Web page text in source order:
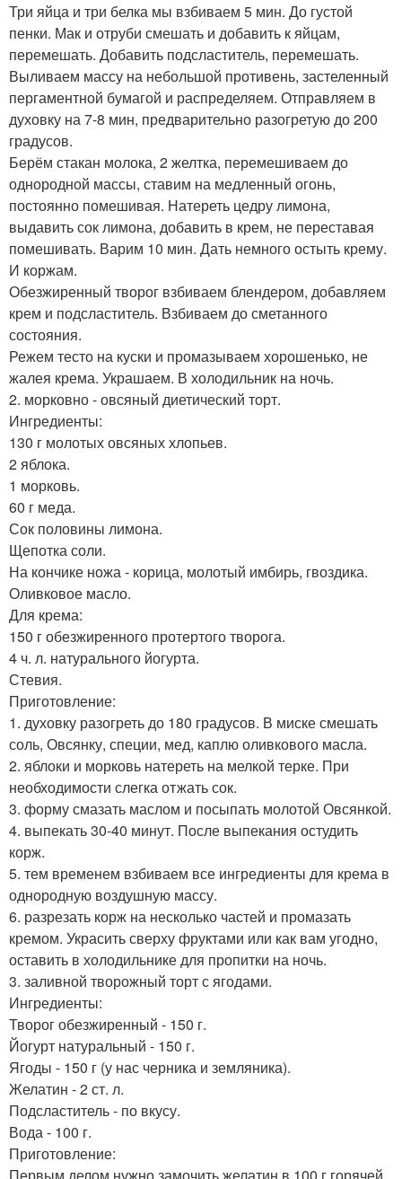
Три яйца и три белка мы взбиваем 5 мин. До густой
пенки. Мак и отруби смешать и добавить к яйцам,
перемешать. Добавить подсластитель, перемешать.
Выливаем массу на небольшой противень, застеленный
пергаментной бумагой и распределяем. Отправляем в
духовку на 7-8 мин, предварительно разогретую до 200
градусов.
Берём стакан молока, 2 желтка, перемешиваем до
однородной массы, ставим на медленный огонь,
постоянно помешивая. Натереть цедру лимона,
выдавить сок лимона, добавить в крем, не переставая
помешивать. Варим 10 мин. Дать немного остыть крему.
И коржам.
Обезжиренный творог взбиваем блендером, добавляем
крем и подсластитель. Взбиваем до сметанного
состояния.
Режем тесто на куски и промазываем хорошенько, не
жалея крема. Украшаем. В холодильник на ночь.
2. морковно - овсяный диетический торт.
Ингредиенты:
130 г молотых овсяных хлопьев.
2 яблока.
1 морковь.
60 г меда.
Сок половины лимона.
Щепотка соли.
На кончике ножа - корица, молотый имбирь, гвоздика.
Оливковое масло.
Для крема:
150 г обезжиренного протертого творога.
4 ч. л. натурального йогурта.
Стевия.
Приготовление:
1. духовку разогреть до 180 градусов. В миске смешать
соль, Овсянку, специи, мед, каплю оливкового масла.
2. яблоки и морковь натереть на мелкой терке. При
необходимости слегка отжать сок.
3. форму смазать маслом и посыпать молотой Овсянкой.
4. выпекать 30-40 минут. После выпекания остудить
корж.
5. тем временем взбиваем все ингредиенты для крема в
однородную воздушную массу.
6. разрезать корж на несколько частей и промазать
кремом. Украсить сверху фруктами или как вам угодно,
оставить в холодильнике для пропитки на ночь.
3. заливной творожный торт с ягодами.
Ингредиенты:
Творог обезжиренный - 150 г.
Йогурт натуральный - 150 г.
Ягоды - 150 г (у нас черника и земляника).
Желатин - 2 ст. л.
Подсластитель - по вкусу.
Вода - 100 г.
Приготовление: